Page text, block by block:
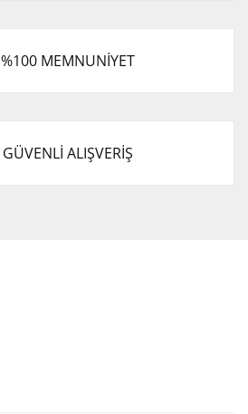
%100 MEMNUNİYET
GÜVENLİ ALIŞVERİŞ